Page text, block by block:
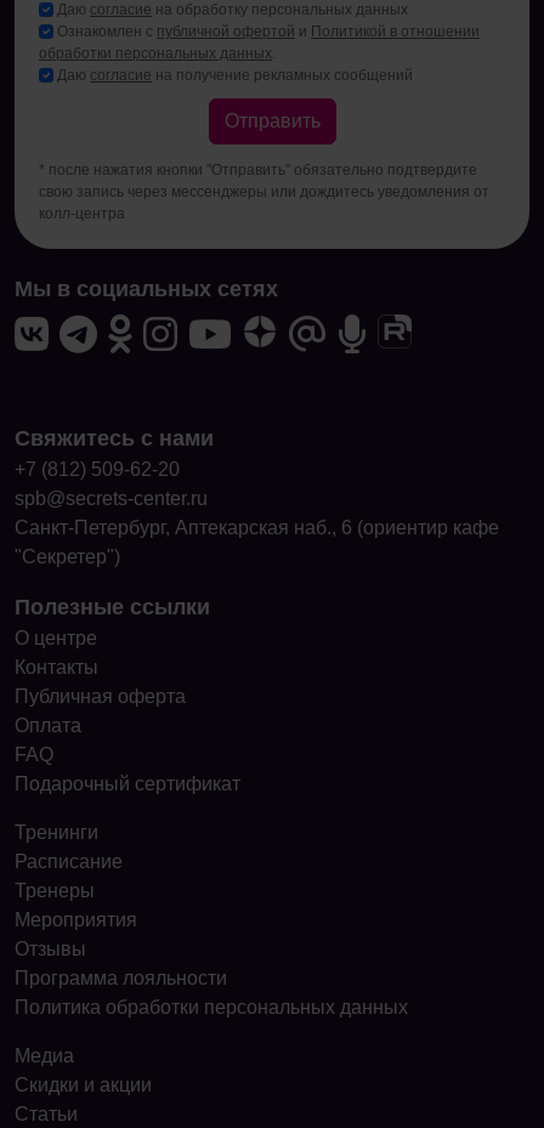
Даю согласие на обработку персональных данных
Ознакомлен с публичной офертой и Политикой в отношении
обработки персональных данных.
Даю согласие на получение рекламных сообщений
Отправить
* после нажатия кнопки "Отправить" обязательно подтвердите
свою запись через мессенджеры или дождитесь уведомления от
колл-центра
Мы в социальных сетях
Свяжитесь с нами
+7 (812) 509-62-20
spb@secrets-center.ru
Санкт-Петербург, Аптекарская наб., 6 (ориентир кафе
"Секретер")
Полезные ссылки
О центре
Контакты
Публичная оферта
Оплата
FAQ
Подарочный сертификат
Тренинги
Расписание
Тренеры
Мероприятия
Отзывы
Программа лояльности
Политика обработки персональных данных
Медиа
Скидки и акции
Статьи